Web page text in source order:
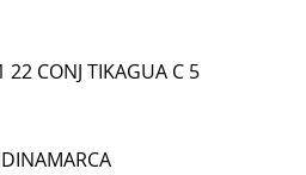
22 CONJ TIKAGUA C 5